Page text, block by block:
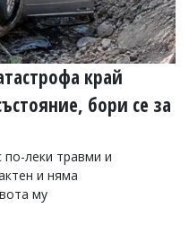
край
бори се за
по-леки травми и
и няма
му